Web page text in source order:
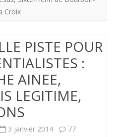
Croix
PISTE POUR
:
AINEE,
LEGITIME,
3 janvier 2014
77